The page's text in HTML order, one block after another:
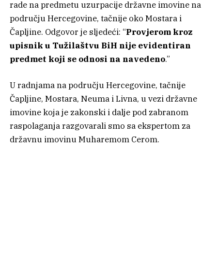
rade na predmetu uzurpacije državne imovine na
području Hercegovine, tačnije oko Mostara i
Čapljine. Odgovor je sljedeći: “Provjerom kroz
upisnik u Tužilaštvu BiH nije evidentiran
predmet koji se odnosi na navedeno.”
U radnjama na području Hercegovine, tačnije
Čapljine, Mostara, Neuma i Livna, u vezi državne
imovine koja je zakonski i dalje pod zabranom
raspolaganja razgovarali smo sa ekspertom za
državnu imovinu Muharemom Cerom.